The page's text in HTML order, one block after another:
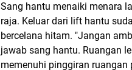
Sang hantu menaiki menara
raja. Keluar dari lift hantu
bercelana hitam. "Jangan
jawab sang hantu. Ruangan
memenuhi pinggiran ruangan